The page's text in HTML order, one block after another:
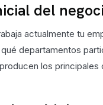
del
actualmente tu
departamentos
los principales